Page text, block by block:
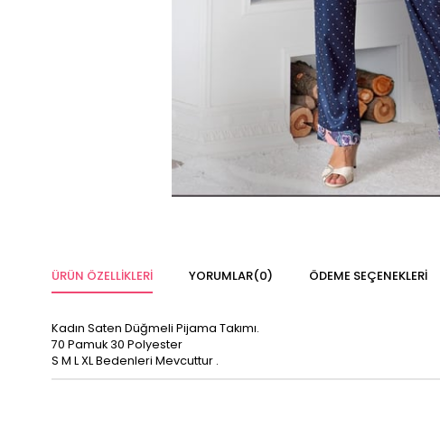
ÜRÜN ÖZELLIKLERI YORUMLAR(0) ÖDEME SEÇENEKLERI
Kadın Saten Düğmeli Pijama Takımı.
70 Pamuk 30 Polyester
S M L XL Bedenleri Mevcuttur .